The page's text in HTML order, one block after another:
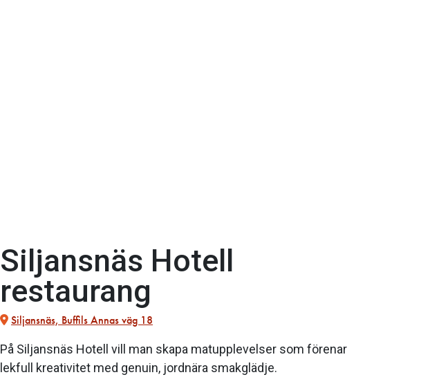
Siljansnäs Hotell
restaurang
Siljansnäs, Buffils Annas väg 18
På Siljansnäs Hotell vill man skapa matupplevelser som förenar
lekfull kreativitet med genuin, jordnära smakglädje.